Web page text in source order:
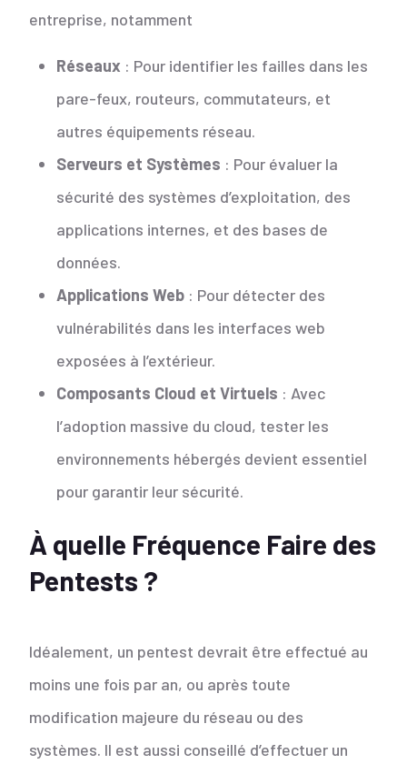
entreprise, notamment
Réseaux : Pour identifier les failles dans les
pare-feux, routeurs, commutateurs, et
autres équipements réseau.
Serveurs et Systèmes : Pour évaluer la
sécurité des systèmes d’exploitation, des
applications internes, et des bases de
données.
Applications Web : Pour détecter des
vulnérabilités dans les interfaces web
exposées à l’extérieur.
Composants Cloud et Virtuels : Avec
l’adoption massive du cloud, tester les
environnements hébergés devient essentiel
pour garantir leur sécurité.
À quelle Fréquence Faire des
Pentests ?
Idéalement, un pentest devrait être effectué au
moins une fois par an, ou après toute
modification majeure du réseau ou des
systèmes. Il est aussi conseillé d’effectuer un